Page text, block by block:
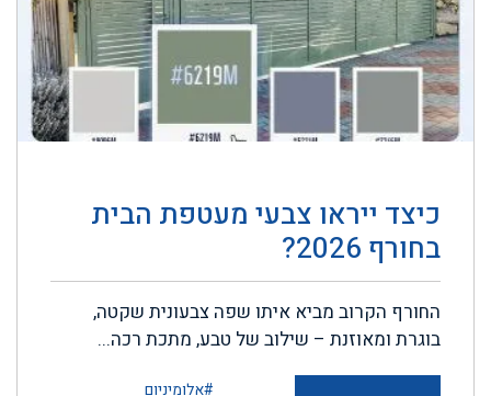
כיצד ייראו צבעי מעטפת הבית
בחורף 2026?
החורף הקרוב מביא איתו שפה צבעונית שקטה,
בוגרת ומאוזנת – שילוב של טבע, מתכת רכה...
#אלומיניום